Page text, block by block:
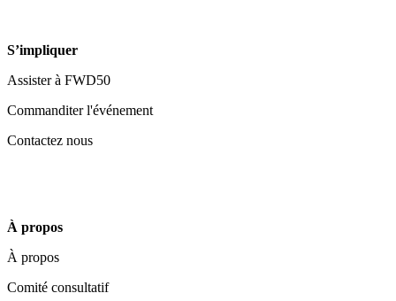
S’impliquer
Assister à FWD50
Commanditer l'événement
Contactez nous
À propos
À propos
Comité consultatif